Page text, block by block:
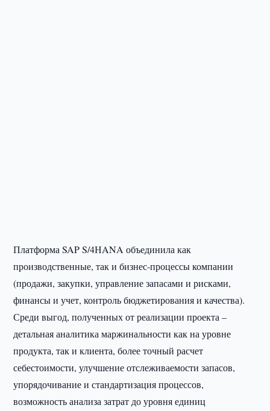
Платформа SAP S/4НANA объединила как
производственные, так и бизнес-процессы компании
(продажи, закупки, управление запасами и рисками,
финансы и учет, контроль бюджетирования и качества).
Среди выгод, полученных от реализации проекта –
детальная аналитика маржинальности как на уровне
продукта, так и клиента, более точный расчет
себестоимости, улучшение отслеживаемости запасов,
упорядочивание и стандартизация процессов,
возможность анализа затрат до уровня единиц